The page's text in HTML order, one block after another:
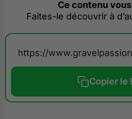
Ce contenu vous
Faites-le découvrir à
Copier le